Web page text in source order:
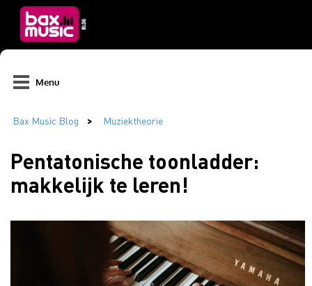
Menu
Pentatonische toonladder:
makkelijk te leren!